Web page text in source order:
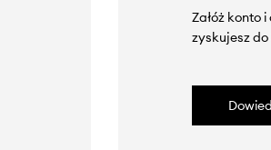
Załóż konto
zyskujesz do